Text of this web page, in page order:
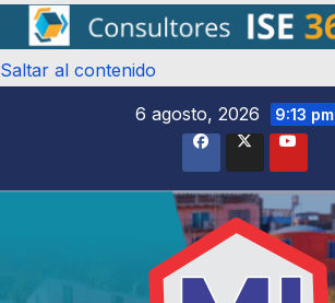
Saltar al contenido
6 agosto, 2026
9:13 pm